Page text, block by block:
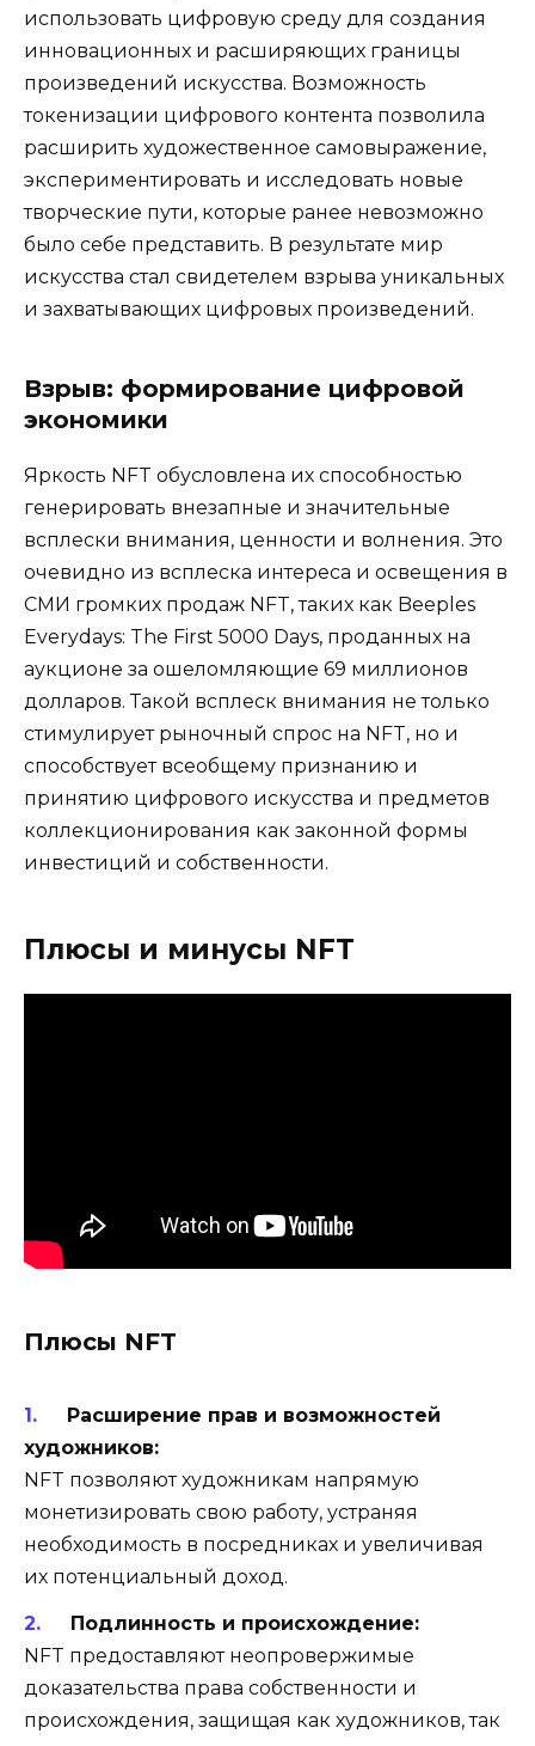
использовать цифровую среду для создания
инновационных и расширяющих границы
произведений искусства. Возможность
токенизации цифрового контента позволила
расширить художественное самовыражение,
экспериментировать и исследовать новые
творческие пути, которые ранее невозможно
было себе представить. В результате мир
искусства стал свидетелем взрыва уникальных
и захватывающих цифровых произведений.
Взрыв: формирование цифровой
экономики
Яркость NFT обусловлена ​​их способностью
генерировать внезапные и значительные
всплески внимания, ценности и волнения. Это
очевидно из всплеска интереса и освещения в
СМИ громких продаж NFT, таких как Beeples
Everydays: The First 5000 Days, проданных на
аукционе за ошеломляющие 69 миллионов
долларов. Такой всплеск внимания не только
стимулирует рыночный спрос на NFT, но и
способствует всеобщему признанию и
принятию цифрового искусства и предметов
коллекционирования как законной формы
инвестиций и собственности.
Плюсы и минусы NFT
Плюсы NFT
Расширение прав и возможностей
художников:
NFT позволяют художникам напрямую
монетизировать свою работу, устраняя
необходимость в посредниках и увеличивая
их потенциальный доход.
Подлинность и происхождение:
NFT предоставляют неопровержимые
доказательства права собственности и
происхождения, защищая как художников, так